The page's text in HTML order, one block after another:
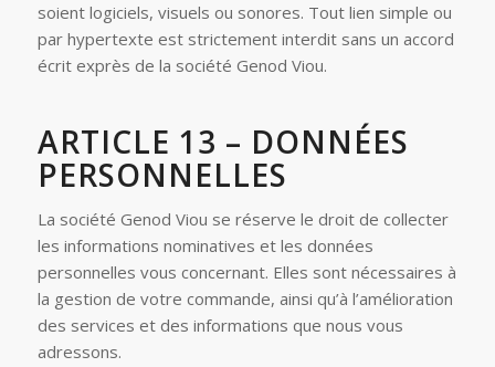
soient logiciels, visuels ou sonores. Tout lien simple ou
par hypertexte est strictement interdit sans un accord
écrit exprès de la société Genod Viou.
ARTICLE 13 – DONNÉES
PERSONNELLES
La société Genod Viou se réserve le droit de collecter
les informations nominatives et les données
personnelles vous concernant. Elles sont nécessaires à
la gestion de votre commande, ainsi qu’à l’amélioration
des services et des informations que nous vous
adressons.